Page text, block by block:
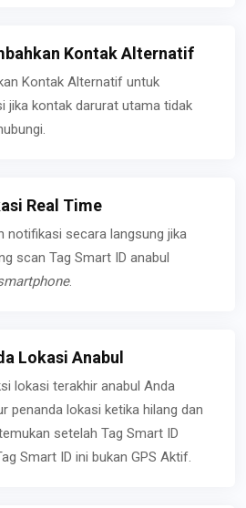
Kontak Alternatif
Kontak Alternatif untuk
jika kontak darurat utama tidak
Real Time
notifikasi secara langsung jika
scan Tag Smart ID anabul
.
Lokasi Anabul
lokasi terakhir anabul Anda
penanda lokasi ketika hilang dan
setelah Tag Smart ID
Smart ID ini bukan GPS Aktif.